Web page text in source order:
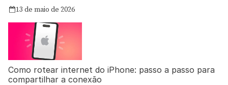
13 de maio de 2026
Como rotear internet do iPhone: passo a passo para
compartilhar a conexão